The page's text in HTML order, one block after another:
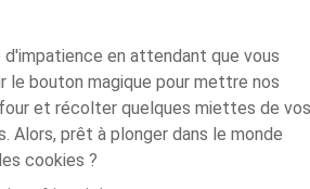
d'impatience en attendant que vous
le bouton magique pour mettre nos
et récolter quelques miettes de vos
Alors, prêt à plonger dans le monde
cookies ?